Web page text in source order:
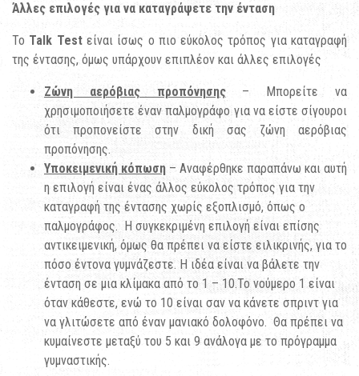
Άλλες επιλογές για να καταγράψετε την ένταση
Το Talk Testείναι ίσως ο πιο εύκολος τρόπος για καταγραφή
της έντασης, όμως υπάρχουν επιπλέον και άλλες επιλογές
Ζώνη αερόβιας προπόνησης– Μπορείτε να
χρησιμοποιήσετε έναν παλμογράφο για να είστε σίγουροι
ότι προπονείστε στην δική σας ζώνη αερόβιας
προπόνησης.
Υποκειμενική κόπωση – Αναφέρθηκε παραπάνω και αυτή
η επιλογή είναι ένας άλλος εύκολος τρόπος για την
καταγραφή της έντασης χωρίς εξοπλισμό, όπως ο
παλμογράφος. Η συγκεκριμένη επιλογή είναι επίσης
αντικειμενική, όμως θα πρέπει να είστε ειλικρινής, για το
πόσο έντονα γυμνάζεστε. Η ιδέα είναι να βάλετε την
ένταση σε μια κλίμακα από το 1 – 10.Το νούμερο 1 είναι
όταν κάθεστε, ενώ το 10 είναι σαν να κάνετε σπριντ για
να γλιτώσετε από έναν μανιακό δολοφόνο. Θα πρέπει να
κυμαίνεστε μεταξύ του 5 και 9 ανάλογα με το πρόγραμμα
γυμναστικής.